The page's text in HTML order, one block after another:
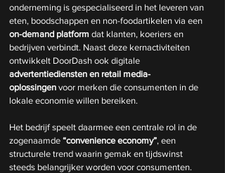
onderneming is gespecialiseerd in het leveren van
eten, boodschappen en non-foodartikelen via een
on-demand platform dat klanten, koeriers en
bedrijven verbindt. Naast deze kernactiviteiten
ontwikkelt DoorDash ook digitale
advertentiediensten en retail media-
oplossingen voor merken die consumenten in de
lokale economie willen bereiken.
Het bedrijf speelt daarmee een centrale rol in de
zogenaamde “convenience economy”, een
structurele trend waarin gemak en tijdswinst
steeds belangrijker worden voor consumenten.